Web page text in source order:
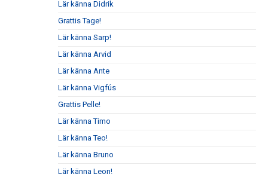
Lär känna Didrik
Grattis Tage!
Lär känna Sarp!
Lär känna Arvid
Lär känna Ante
Lär känna Vigfús
Grattis Pelle!
Lär känna Timo
Lär känna Teo!
Lär känna Bruno
Lär känna Leon!